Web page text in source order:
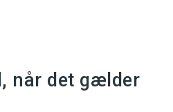
når det gælder